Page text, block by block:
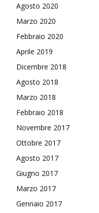
Agosto 2020
Marzo 2020
Febbraio 2020
Aprile 2019
Dicembre 2018
Agosto 2018
Marzo 2018
Febbraio 2018
Novembre 2017
Ottobre 2017
Agosto 2017
Giugno 2017
Marzo 2017
Gennaio 2017